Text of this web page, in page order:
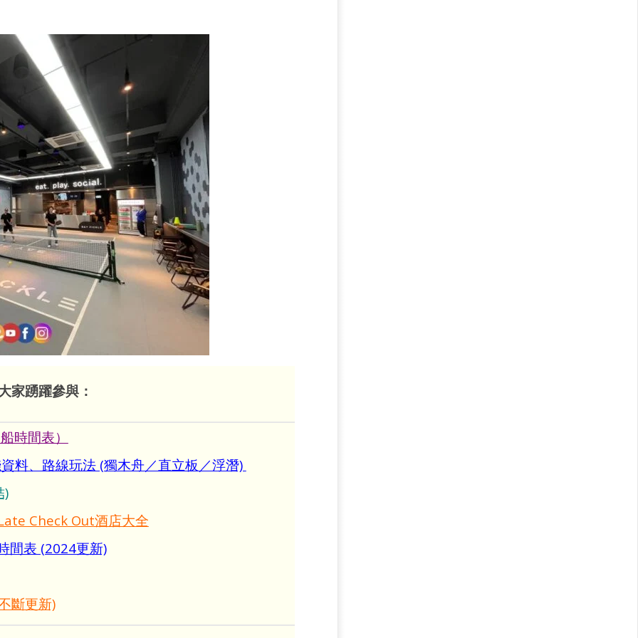
家踴躍參與：
時間表）
料、路線玩法 (獨木舟／直立板／浮潛)
)
Check Out酒店大全
間表 (2024更新)
斷更新)